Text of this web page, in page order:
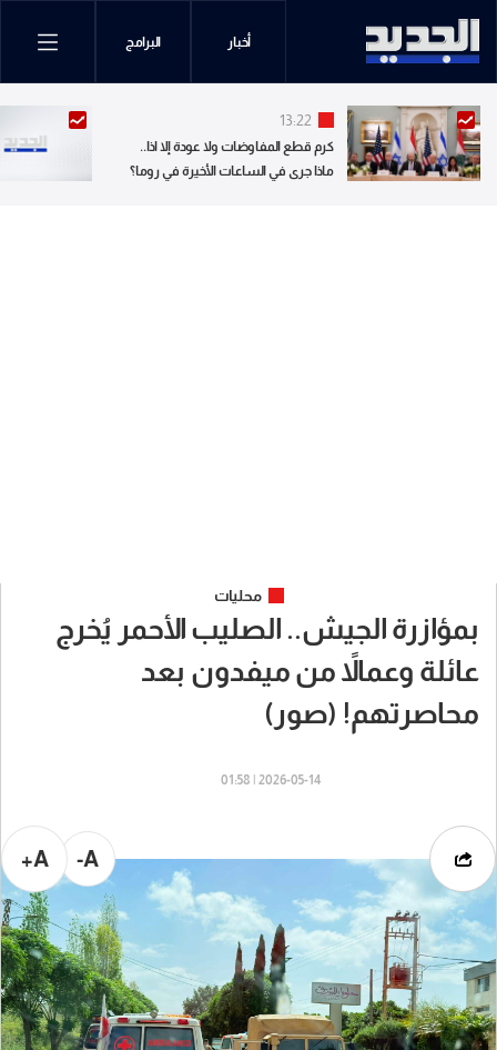
أخبار البرامج
13:22
كرم قطع المفاوضات ولا عودة إلا اذا..
ماذا جرى في الساعات الأخيرة في روما؟
محليات
بمؤازرة الجيش.. الصليب الأحمر يُخرج
عائلة وعمالاً من ميفدون بعد
محاصرتهم! (صور)
2026-05-14 | 01:58
A-
A+